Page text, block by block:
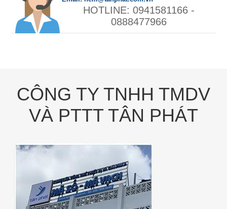
0941581166 -
0888477966
CÔNG TY TNHH TMDV
VÀ PTTT TÂN PHÁT